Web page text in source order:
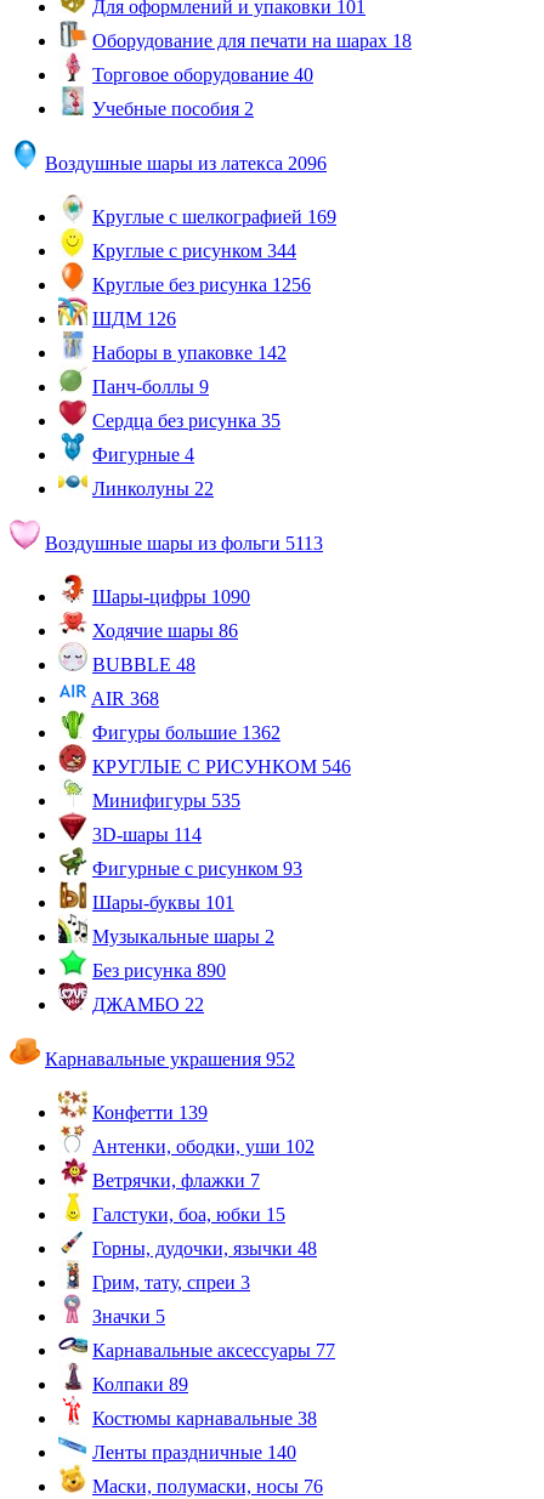
Для оформлений и упаковки 101
Оборудование для печати на шарах 18
Торговое оборудование 40
Учебные пособия 2
Воздушные шары из латекса 2096
Круглые с шелкографией 169
Круглые с рисунком 344
Круглые без рисунка 1256
ШДМ 126
Наборы в упаковке 142
Панч-боллы 9
Сердца без рисунка 35
Фигурные 4
Линколуны 22
Воздушные шары из фольги 5113
Шары-цифры 1090
Ходячие шары 86
BUBBLE 48
AIR 368
Фигуры большие 1362
КРУГЛЫЕ С РИСУНКОМ 546
Минифигуры 535
3D-шары 114
Фигурные с рисунком 93
Шары-буквы 101
Музыкальные шары 2
Без рисунка 890
ДЖАМБО 22
Карнавальные украшения 952
Конфетти 139
Антенки, ободки, уши 102
Ветрячки, флажки 7
Галстуки, боа, юбки 15
Горны, дудочки, язычки 48
Грим, тату, спреи 3
Значки 5
Карнавальные аксессуары 77
Колпаки 89
Костюмы карнавальные 38
Ленты праздничные 140
Маски, полумаски, носы 76